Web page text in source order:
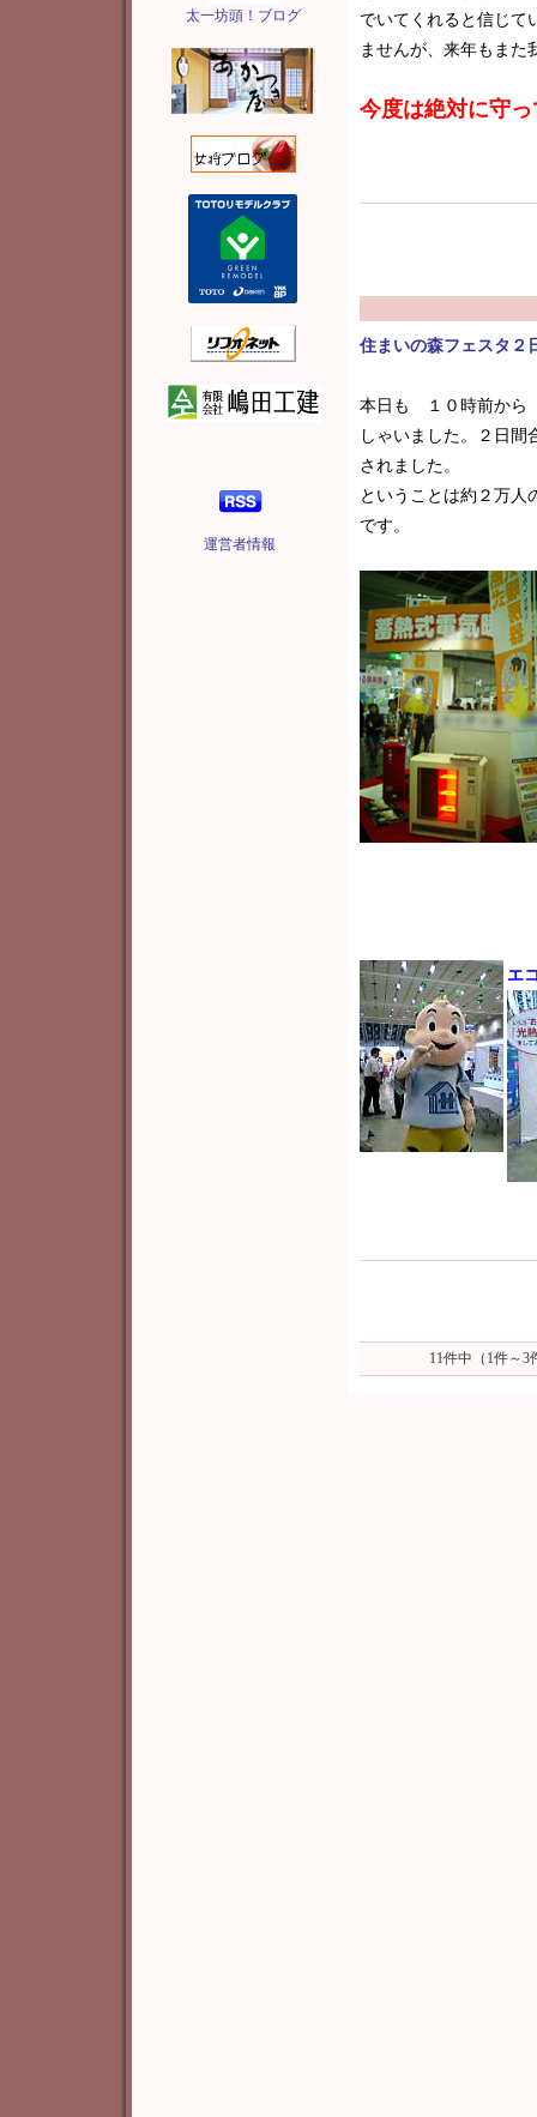
太一坊頭！ブログ
運営者情報
でいてくれると信じて
ませんが、来年もまた
今度は絶対に守
住まいの森フェスタ２
本日も １０時前から
しゃいました。２日
されました。
ということは約２万人
です。
エ
11件中（1件～